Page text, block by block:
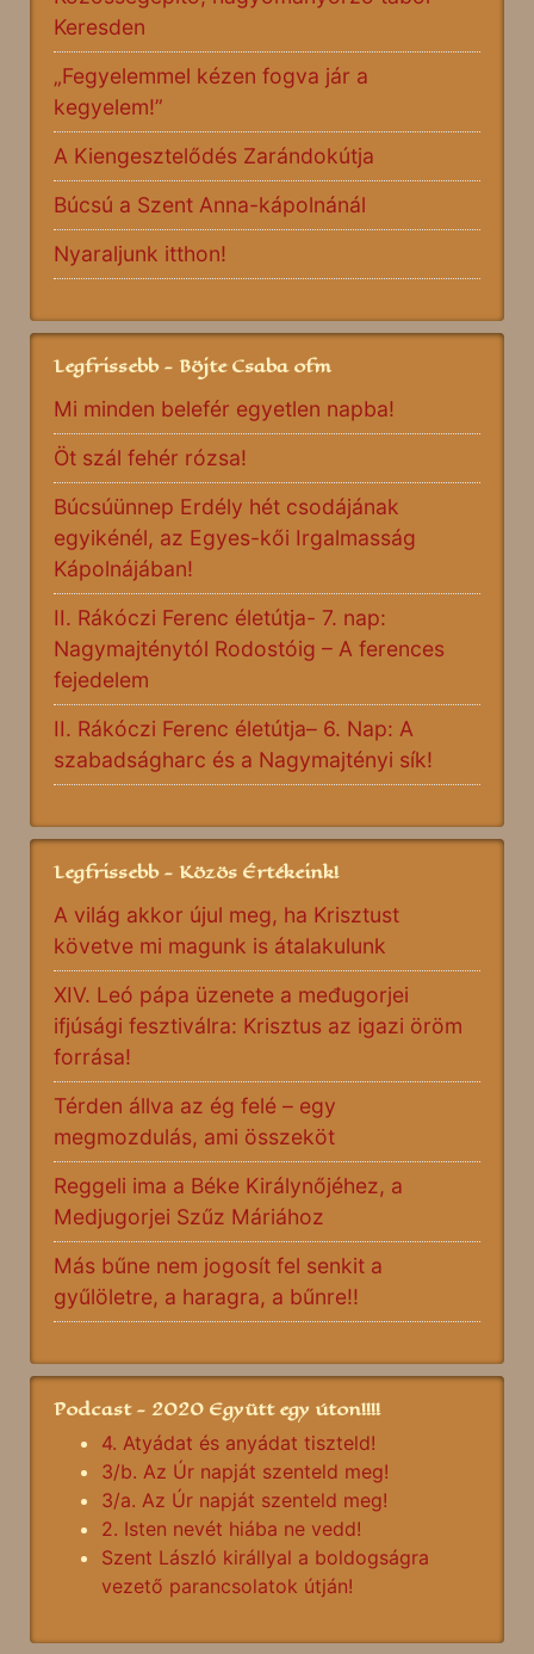
Keresden
„Fegyelemmel kézen fogva jár a
kegyelem!”
A Kiengesztelődés Zarándokútja
Búcsú a Szent Anna-kápolnánál
Nyaraljunk itthon!
Legfrissebb - Böjte Csaba ofm
Mi minden belefér egyetlen napba!
Öt szál fehér rózsa!
Búcsúünnep Erdély hét csodájának
egyikénél, az Egyes-kői Irgalmasság
Kápolnájában!
II. Rákóczi Ferenc életútja- 7. nap:
Nagymajténytól Rodostóig – A ferences
fejedelem
II. Rákóczi Ferenc életútja– 6. Nap: A
szabadságharc és a Nagymajtényi sík!
Legfrissebb - Közös Értékeink!
A világ akkor újul meg, ha Krisztust
követve mi magunk is átalakulunk
XIV. Leó pápa üzenete a međugorjei
ifjúsági fesztiválra: Krisztus az igazi öröm
forrása!
Térden állva az ég felé – egy
megmozdulás, ami összeköt
Reggeli ima a Béke Királynőjéhez, a
Medjugorjei Szűz Máriához
Más bűne nem jogosít fel senkit a
gyűlöletre, a haragra, a bűnre!!
Podcast - 2020 Együtt egy úton!!!!
4. Atyádat és anyádat tiszteld!
3/b. Az Úr napját szenteld meg!
3/a. Az Úr napját szenteld meg!
2. Isten nevét hiába ne vedd!
Szent László királlyal a boldogságra
vezető parancsolatok útján!